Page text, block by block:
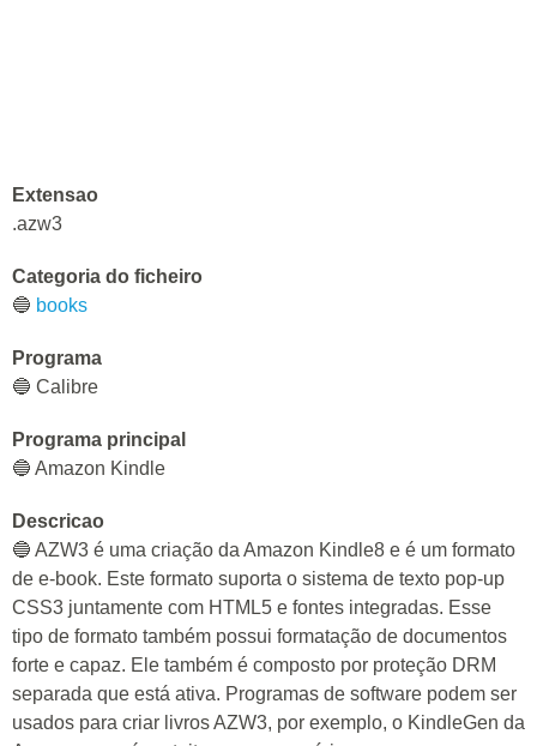
Extensao
.azw3
Categoria do ficheiro
🔵 books
Programa
🔵 Calibre
Programa principal
🔵 Amazon Kindle
Descricao
🔵 AZW3 é uma criação da Amazon Kindle8 e é um formato
de e-book. Este formato suporta o sistema de texto pop-up
CSS3 juntamente com HTML5 e fontes integradas. Esse
tipo de formato também possui formatação de documentos
forte e capaz. Ele também é composto por proteção DRM
separada que está ativa. Programas de software podem ser
usados para criar livros AZW3, por exemplo, o KindleGen da